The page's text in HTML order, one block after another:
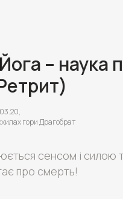
– наука
гори Драгобрат
сенсом і силою
про смерть!